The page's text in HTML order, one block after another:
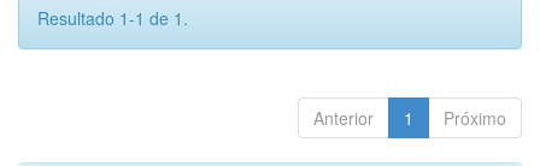
Resultado 1-1 de 1.
Anterior 1 Próximo